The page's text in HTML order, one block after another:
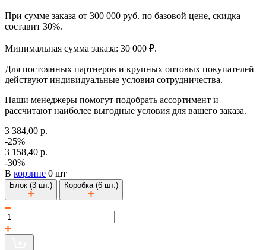
При сумме заказа от 300 000 руб. по базовой цене, скидка
составит 30%.
Минимальная сумма заказа: 30 000 ₽.
Для постоянных партнеров и крупных оптовых покупателей
действуют индивидуальные условия сотрудничества.
Наши менеджеры помогут подобрать ассортимент и
рассчитают наиболее выгодные условия для вашего заказа.
3 384,00 р.
-25%
3 158,40 р.
-30%
В корзине 0 шт
Блок (3 шт.) Коробка (6 шт.)